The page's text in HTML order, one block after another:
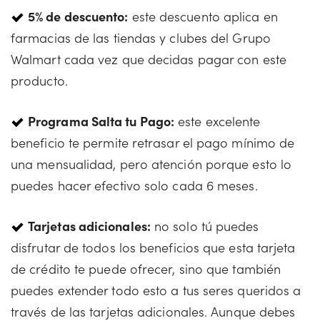
5% de descuento: este descuento aplica en
farmacias de las tiendas y clubes del Grupo
Walmart cada vez que decidas pagar con este
producto.
Programa Salta tu Pago: este excelente
beneficio te permite retrasar el pago mínimo de
una mensualidad, pero atención porque esto lo
puedes hacer efectivo solo cada 6 meses.
Tarjetas adicionales: no solo tú puedes
disfrutar de todos los beneficios que esta tarjeta
de crédito te puede ofrecer, sino que también
puedes extender todo esto a tus seres queridos a
través de las tarjetas adicionales. Aunque debes